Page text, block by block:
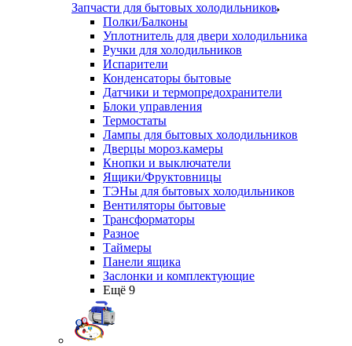
Запчасти для бытовых холодильников
Полки/Балконы
Уплотнитель для двери холодильника
Ручки для холодильников
Испарители
Конденсаторы бытовые
Датчики и термопредохранители
Блоки управления
Термостаты
Лампы для бытовых холодильников
Дверцы мороз.камеры
Кнопки и выключатели
Ящики/Фруктовницы
ТЭНы для бытовых холодильников
Вентиляторы бытовые
Трансформаторы
Разное
Таймеры
Панели ящика
Заслонки и комплектующие
Ещё 9